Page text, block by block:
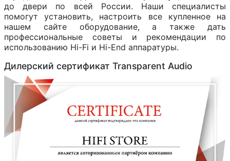
до двери по всей России. Наши специалисты
помогут установить, настроить все купленное на
нашем сайте оборудование, а также дать
профессиональные советы и рекомендации по
использованию Hi-Fi и Hi-End аппаратуры.
Дилерский сертификат Transparent Audio